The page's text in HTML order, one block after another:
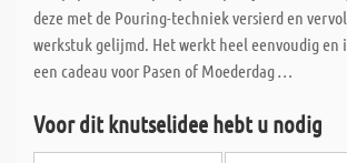
deze met de Pouring-techniek versierd en
werkstuk gelijmd. Het werkt heel eenvoudig en
een cadeau voor Pasen of Moederdag …
Voor dit knutselidee hebt u nodig